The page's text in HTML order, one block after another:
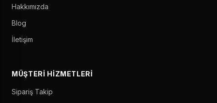
Hakkımızda
Blog
İletişim
MÜŞTERI HIZMETLERI
Sipariş Takip